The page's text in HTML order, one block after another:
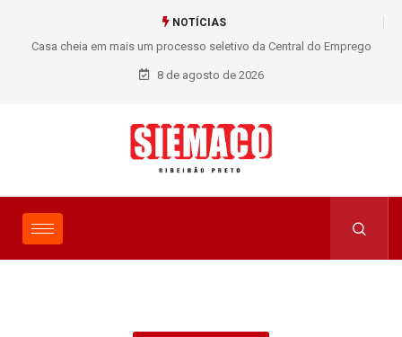
NOTÍCIAS
Casa cheia em mais um processo seletivo da Central do Emprego
SIEMACO!
8 de agosto de 2026